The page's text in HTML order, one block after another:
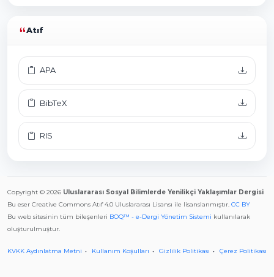
Atıf
APA
BibTeX
RIS
Copyright © 2026 Uluslararası Sosyal Bilimlerde Yenilikçi Yaklaşımlar Dergisi
Bu eser Creative Commons Atıf 4.0 Uluslararası Lisansı ile lisanslanmıştır. CC BY
Bu web sitesinin tüm bileşenleri BOQ™ - e-Dergi Yönetim Sistemi kullanılarak
oluşturulmuştur.
KVKK Aydınlatma Metni Kullanım Koşulları Gizlilik Politikası Çerez Politikası